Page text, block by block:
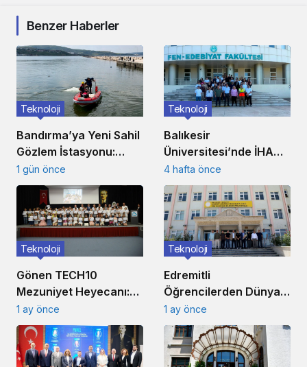
Benzer Haberler
Bandırma’ya Yeni Sahil
Gözlem İstasyonu:
Çevresel İzleme Ağı
Marmara’ya Uzandı
Teknoloji
1 gün önce
Balıkesir
Üniversitesi’nde İHA
Destekli Haritalama
Eğitimi Başladı
Teknoloji
4 hafta önce
Gönen TECH10
Mezuniyet Heyecanı:
288 Öğrenci Sertifika
Aldı
Teknoloji
1 ay önce
Edremitli
Öğrencilerden Dünya
Birinciliği: İHA Takımı
Zirvede
Teknoloji
1 ay önce